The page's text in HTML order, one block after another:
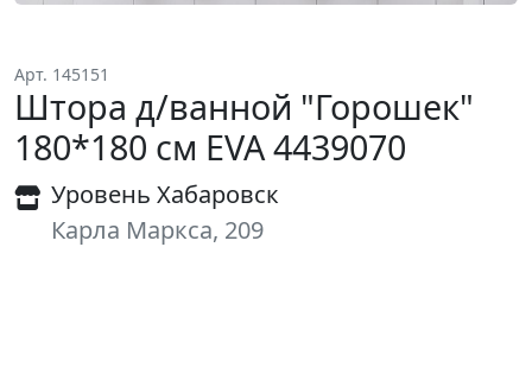
Арт. 145151
Штора д/ванной "Горошек"
180*180 см EVA 4439070
Уровень Хабаровск
Карла Маркса, 209